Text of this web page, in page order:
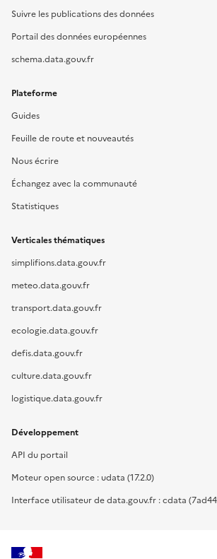
Suivre les publications des données
Portail des données européennes
schema.data.gouv.fr
Plateforme
Guides
Feuille de route et nouveautés
Nous écrire
Échangez avec la communauté
Statistiques
Verticales thématiques
simplifions.data.gouv.fr
meteo.data.gouv.fr
transport.data.gouv.fr
ecologie.data.gouv.fr
defis.data.gouv.fr
culture.data.gouv.fr
logistique.data.gouv.fr
Développement
API du portail
Moteur open source : udata (17.2.0)
Interface utilisateur de data.gouv.fr : cdata